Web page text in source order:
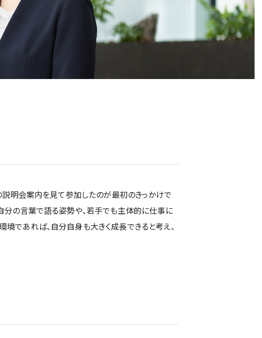
説明会案内を見て参加したのが最初のきっかけで
分の言葉で語る姿勢や、若手でも主体的に仕事に
であれば、自分自身も大きく成長できると考え、